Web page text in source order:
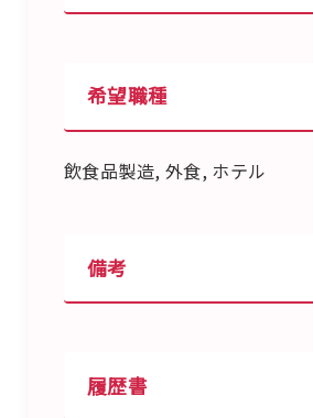
希望職種
飲食品製造, 外食, ホテル
備考
履歴書